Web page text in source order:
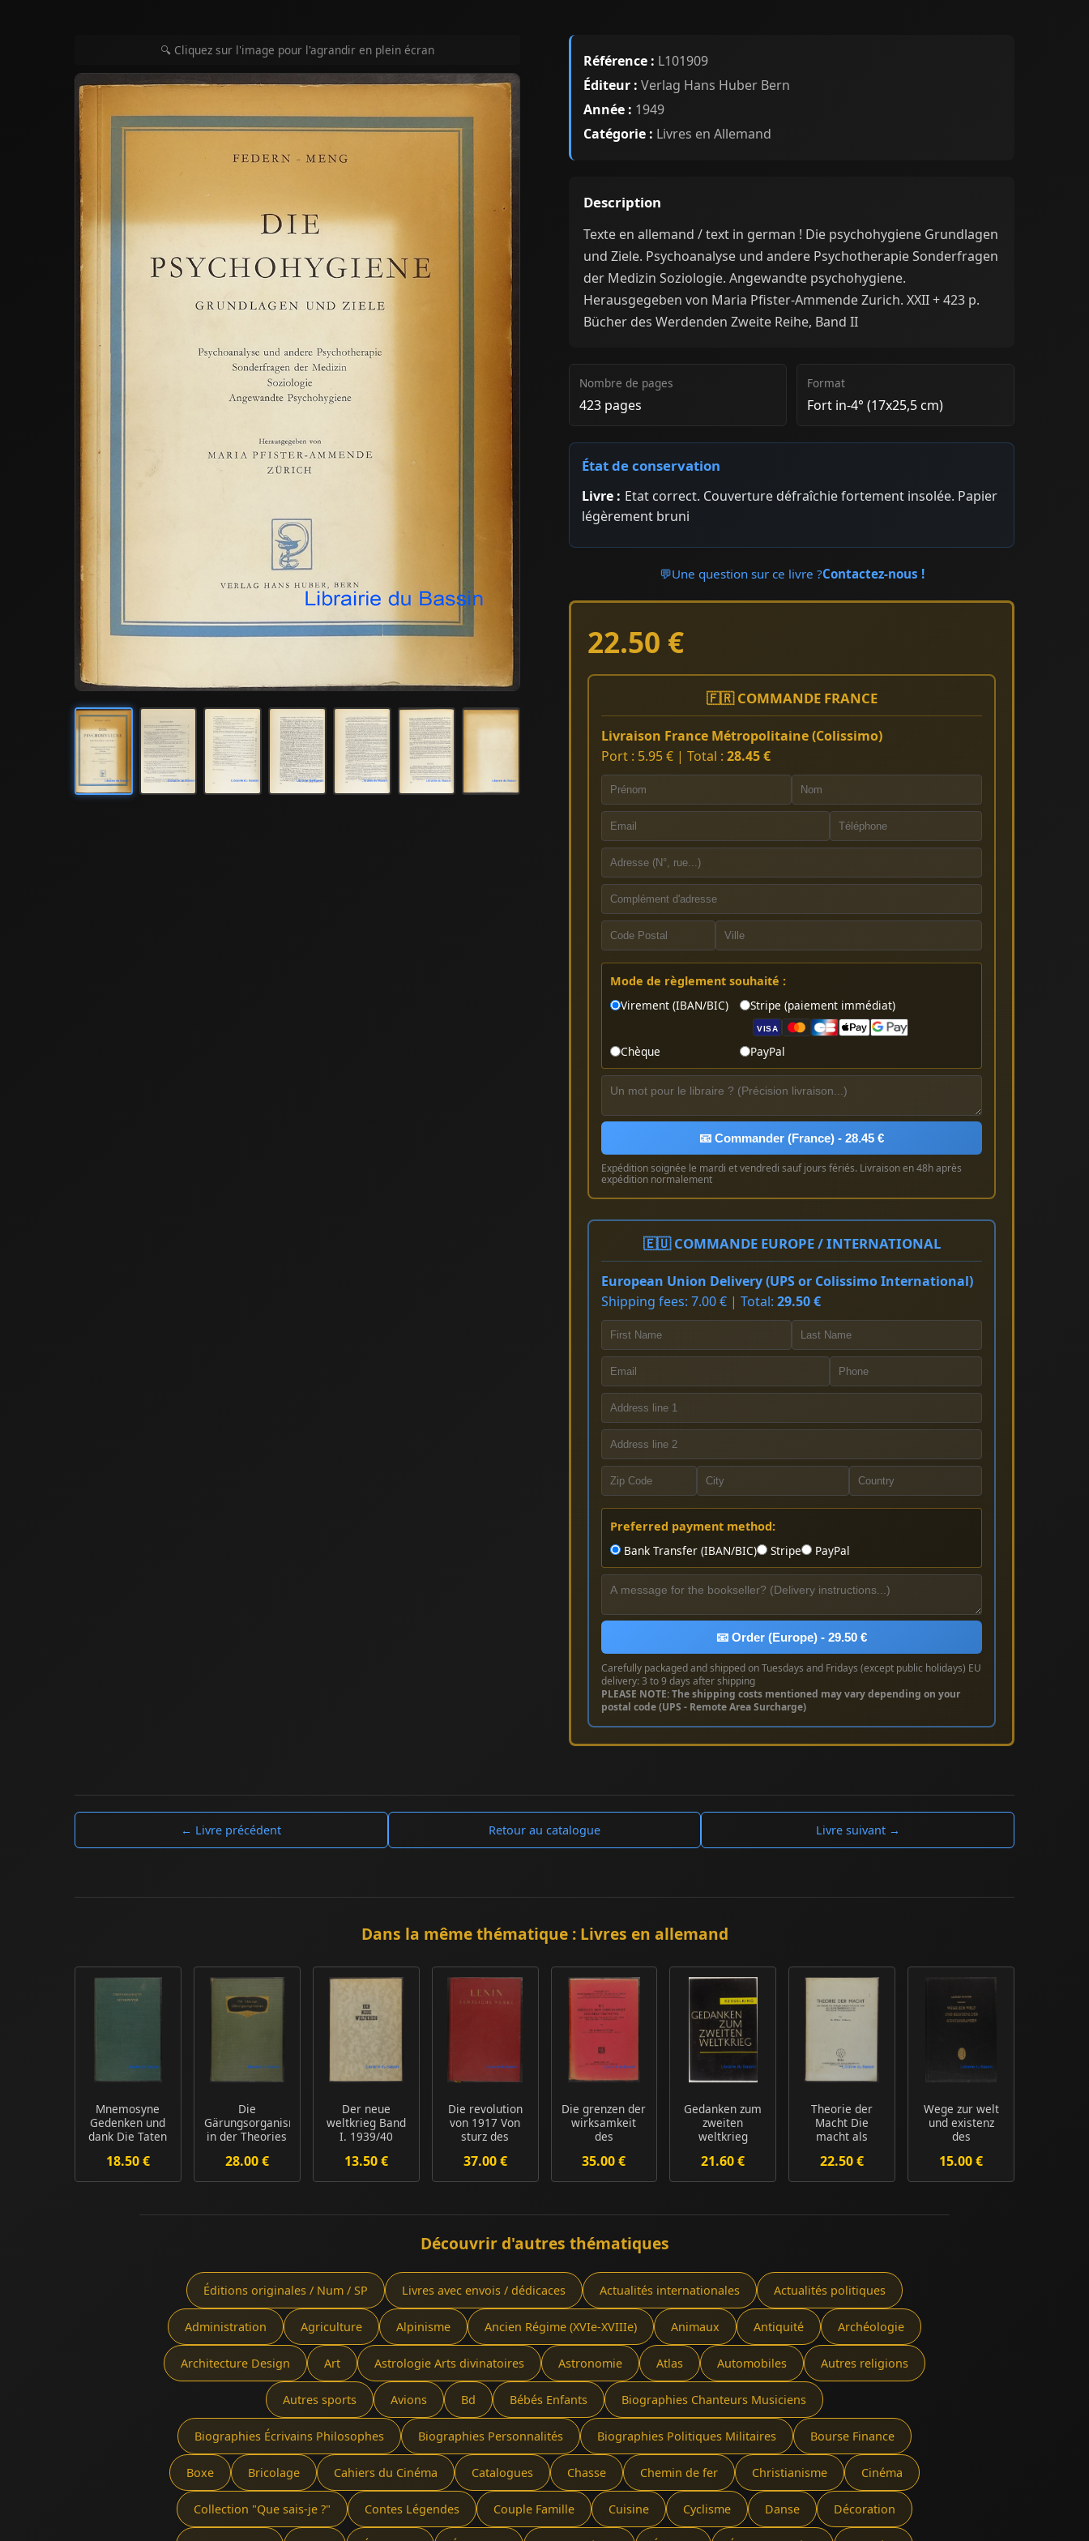
🔍 Cliquez sur l'image pour l'agrandir en plein écran
Référence : L101909
Éditeur : Verlag Hans Huber Bern
Année : 1949
Catégorie : Livres en Allemand
Description
Texte en allemand / text in german ! Die psychohygiene Grundlagen
und Ziele. Psychoanalyse und andere Psychotherapie Sonderfragen
der Medizin Soziologie. Angewandte psychohygiene.
Herausgegeben von Maria Pfister-Ammende Zurich. XXII + 423 p.
Bücher des Werdenden Zweite Reihe, Band II
Nombre de pages
423 pages
Format
Fort in-4° (17x25,5 cm)
État de conservation
Livre : Etat correct. Couverture défraîchie fortement insolée. Papier
légèrement bruni
💬Une question sur ce livre ?Contactez-nous !
22.50 €
🇫🇷 COMMANDE FRANCE
Livraison France Métropolitaine (Colissimo)
Port : 5.95 € | Total : 28.45 €
Mode de règlement souhaité :
Virement (IBAN/BIC)
Stripe (paiement immédiat)
VISA
Chèque PayPal
📧 Commander (France) - 28.45 €
Expédition soignée le mardi et vendredi sauf jours fériés. Livraison en 48h après
expédition normalement
🇪🇺 COMMANDE EUROPE / INTERNATIONAL
European Union Delivery (UPS or Colissimo International)
Shipping fees: 7.00 € | Total: 29.50 €
Preferred payment method:
Bank Transfer (IBAN/BIC)
Stripe PayPal
📧 Order (Europe) - 29.50 €
Carefully packaged and shipped on Tuesdays and Fridays (except public holidays) EU
delivery: 3 to 9 days after shipping
PLEASE NOTE: The shipping costs mentioned may vary depending on your
postal code (UPS - Remote Area Surcharge)
← Livre précédent Retour au catalogue Livre suivant →
Dans la même thématique : Livres en allemand
Mnemosyne
Gedenken und
dank Die Taten
Vä...
18.50 €
Die
Gärungsorganismen
in der Theories
Al...
28.00 €
Der neue
weltkrieg Band
I. 1939/40
13.50 €
Die revolution
von 1917 Von
sturz des
d...
37.00 €
Die grenzen der
wirksamkeit
des
Eine unte...
35.00 €
Gedanken zum
zweiten
weltkrieg
21.60 €
Theorie der
Macht Die
macht als
grundtatsache
22.50 €
Wege zur welt
und existenz
des
15.00 €
Découvrir d'autres thématiques
Éditions originales / Num / SP Livres avec envois / dédicaces Actualités internationales Actualités politiques
Administration Agriculture Alpinisme Ancien Régime (XVIe-XVIIIe) Animaux Antiquité Archéologie
Architecture Design Art Astrologie Arts divinatoires Astronomie Atlas Automobiles Autres religions
Autres sports Avions Bd Bébés Enfants Biographies Chanteurs Musiciens
Biographies Écrivains Philosophes Biographies Personnalités Biographies Politiques Militaires Bourse Finance
Boxe Bricolage Cahiers du Cinéma Catalogues Chasse Chemin de fer Christianisme Cinéma
Collection "Que sais-je ?" Contes Légendes Couple Famille Cuisine Cyclisme Danse Décoration